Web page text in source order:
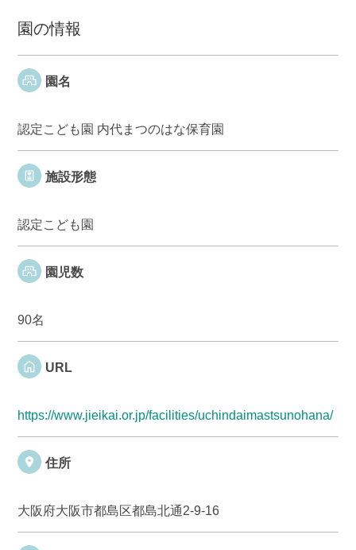
園の情報
園名
認定こども園 内代まつのはな保育園
施設形態
認定こども園
園児数
90名
URL
https://www.jieikai.or.jp/facilities/uchindaimastsunohana/
住所
大阪府大阪市都島区都島北通2-9-16